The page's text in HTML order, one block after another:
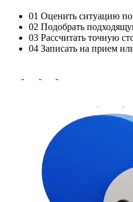
01 Оценить ситуацию
02 Подобрать
03 Рассчитать точную
04 Записать на прием